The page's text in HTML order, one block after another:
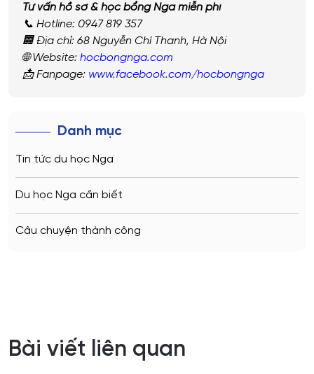
Tư vấn hồ sơ & học bổng Nga miễn phí
📞 Hotline: 0947 819 357
🏢 Địa chỉ: 68 Nguyễn Chí Thanh, Hà Nội
🌐 Website: hocbongnga.com
📩 Fanpage: www.facebook.com/hocbongnga
Danh mục
Tin tức du học Nga
Du học Nga cần biết
Câu chuyện thành công
Bài viết liên quan